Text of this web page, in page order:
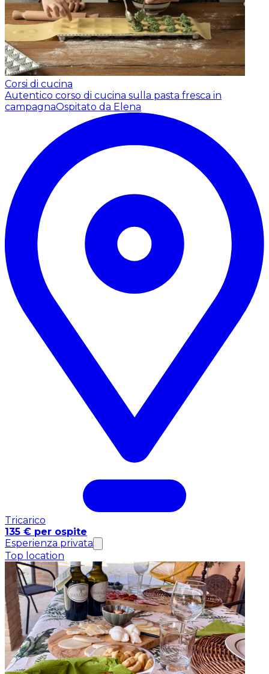
Corsi di cucina
Autentico corso di cucina sulla pasta fresca in
campagnaOspitato da Elena
Tricarico
135 € per ospite
Esperienza privata
Top location